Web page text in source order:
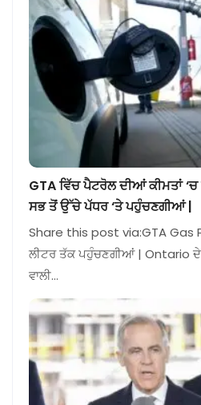
GTA ਵਿੱਚ ਪੈਟਰੋਲ ਦੀਆਂ ਕੀਮਤਾਂ ‘ਚ
ਸਭ ਤੋਂ ਉੱਚੇ ਪੱਧਰ ‘ਤੇ ਪਹੁੰਚਣਗੀਆਂ |
Share this post via:GTA Gas
ਲੀਟਰ ਤੱਕ ਪਹੁੰਚਣਗੀਆਂ | Ontario ਦੇ
ਵਾਲੀ…